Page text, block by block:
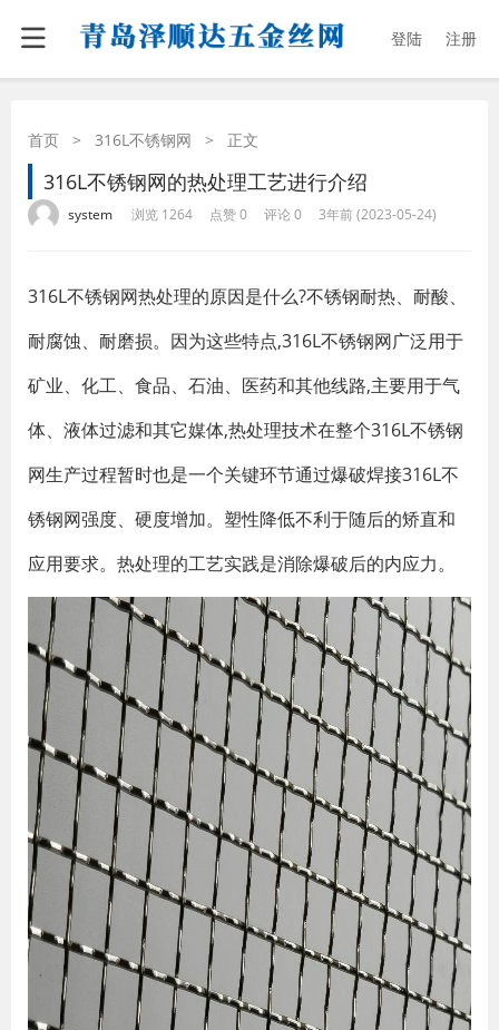
登陆 注册
首页 > 316L不锈钢网 > 正文
316L不锈钢网的热处理工艺进行介绍
system 浏览 1264 点赞 0 评论 0 3年前 (2023-05-24)
316L不锈钢网热处理的原因是什么?不锈钢耐热、耐酸、
耐腐蚀、耐磨损。因为这些特点,316L不锈钢网广泛用于
矿业、化工、食品、石油、医药和其他线路,主要用于气
体、液体过滤和其它媒体,热处理技术在整个316L不锈钢
网生产过程暂时也是一个关键环节通过爆破焊接316L不
锈钢网强度、硬度增加。塑性降低不利于随后的矫直和
应用要求。热处理的工艺实践是消除爆破后的内应力。